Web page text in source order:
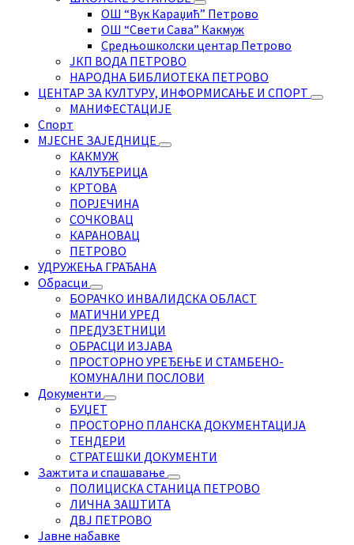
ОШ “Вук Караџић” Петрово
ОШ “Свети Сава” Какмуж
Средњошколски центар Петрово
ЈКП ВОДА ПЕТРОВО
НАРОДНА БИБЛИОТЕКА ПЕТРОВО
ЦЕНТАР ЗА КУЛТУРУ, ИНФОРМИСАЊЕ И СПОРТ
МАНИФЕСТАЦИЈЕ
Спорт
МЈЕСНЕ ЗАЈЕДНИЦЕ
КАКМУЖ
КАЛУЂЕРИЦА
КРТОВА
ПОРЈЕЧИНА
СОЧКОВАЦ
КАРАНОВАЦ
ПЕТРОВО
УДРУЖЕЊА ГРАЂАНА
Обрасци
БОРАЧКО ИНВАЛИДСКА ОБЛАСТ
МАТИЧНИ УРЕД
ПРЕДУЗЕТНИЦИ
ОБРАСЦИ ИЗЈАВА
ПРОСТОРНО УРЕЂЕЊЕ И СТАМБЕНО-
КОМУНАЛНИ ПОСЛОВИ
Документи
БУЏЕТ
ПРОСТОРНО ПЛАНСКА ДОКУМЕНТАЦИЈА
ТЕНДЕРИ
СТРАТЕШКИ ДОКУМЕНТИ
Зажтита и спашавање
ПОЛИЦИСКА СТАНИЦА ПЕТРОВО
ЛИЧНА ЗАШТИТА
ДВЈ ПЕТРОВО
Јавне набавке